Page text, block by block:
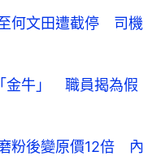
何文田遭截停 司機
金牛」 職員揭為假
粉後變原價12倍 內